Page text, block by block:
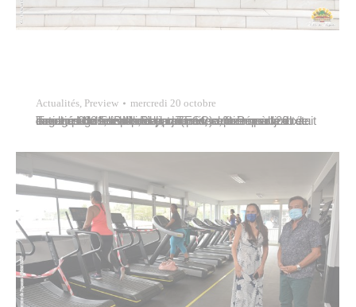
Actualités, Preview mercredi 20 octobre
Tavana Michel Buillard participait, ce mercredi 20 octobre 2021, à la présentation de douze nouveaux engagés du service civique (ESC) affectés à la direction de l’emploi, de la jeunesse, des sports et de la cohésion sociale de la commune de Papeete. Il était accompagné de Marcelino Teata, septième adjoint au maire, et de Steven Rey,…